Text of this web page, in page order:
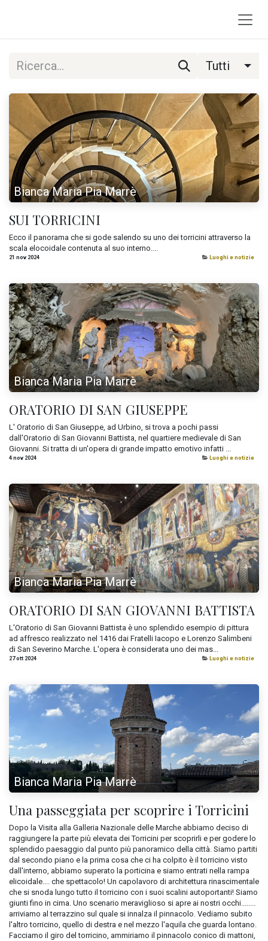
Tutti
Bianca Maria Pia Marrè
SUI TORRICINI
Ecco il panorama che si gode salendo su uno dei torricini attraverso la
scala elocoidale contenuta al suo interno....
21 nov 2024 Luoghi e notizie
Bianca Maria Pia Marrè
ORATORIO DI SAN GIUSEPPE
L' Oratorio di San Giuseppe, ad Urbino, si trova a pochi passi
dall'Oratorio di San Giovanni Battista, nel quartiere medievale di San
Giovanni. Si tratta di un'opera di grande impatto emotivo infatti ...
4 nov 2024 Luoghi e notizie
Bianca Maria Pia Marrè
ORATORIO DI SAN GIOVANNI BATTISTA
L'Oratorio di San Giovanni Battista è uno splendido esempio di pittura
ad affresco realizzato nel 1416 dai Fratelli Iacopo e Lorenzo Salimbeni
di San Severino Marche. L'opera è considerata uno dei mas...
27 ott 2024 Luoghi e notizie
Bianca Maria Pia Marrè
Una passeggiata per scoprire i Torricini
Dopo la Visita alla Galleria Nazionale delle Marche abbiamo deciso di
raggiungere la parte più elevata dei Torricini per scoprirli e per godere lo
splendido paesaggio dal punto più panoramico della città. Siamo partiti
dal secondo piano e la prima cosa che ci ha colpito è il torricino visto
dall'interno, abbiamo superato la porticina e siamo entrati nella rampa
elicoidale.... che spettacolo! Un capolavoro di architettura rinascimentale
che si snoda lungo tutto il torricino con i suoi scalini autoportanti! Siamo
giunti fino in cima. Uno scenario meraviglioso si apre ai nostri occhi........
arriviamo al terrazzino sul quale si innalza il pinnacolo. Vediamo subito
l'altro torricino, quello di destra e nel mezzo l'aquila che guarda lontano.
Facciamo il giro del torricino, ammiriamo il pinnacolo conico di mattoni,